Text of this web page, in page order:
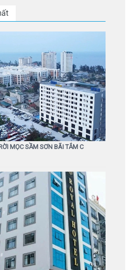
MỌC SẦM SƠN BÃI TẮM C